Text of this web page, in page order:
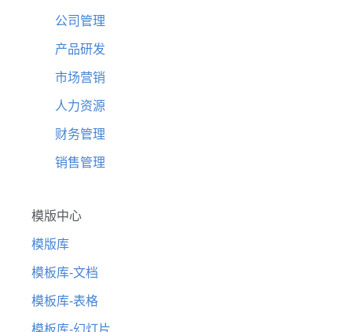
公司管理
产品研发
市场营销
人力资源
财务管理
销售管理
模版中心
模版库
模板库-文档
模板库-表格
模板库-幻灯片